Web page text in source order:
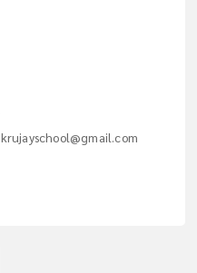
krujayschool@gmail.com